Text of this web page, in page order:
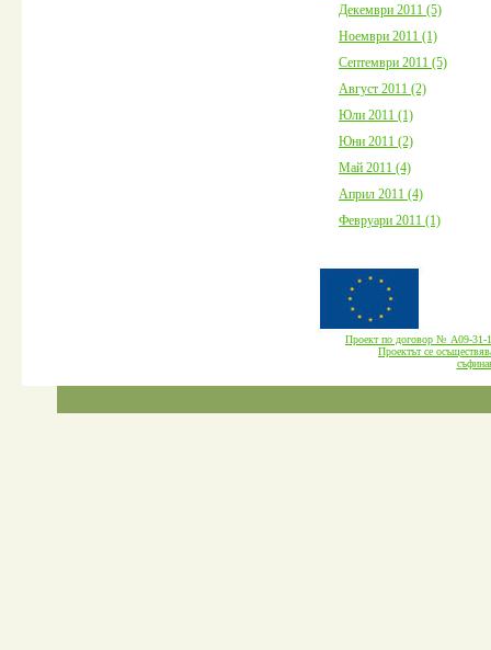
Декември 2011 (5)
Ноември 2011 (1)
Септември 2011 (5)
Август 2011 (2)
Юли 2011 (1)
Юни 2011 (2)
Май 2011 (4)
Април 2011 (4)
Февруари 2011 (1)
Проект по договор № А09-
Проектът се